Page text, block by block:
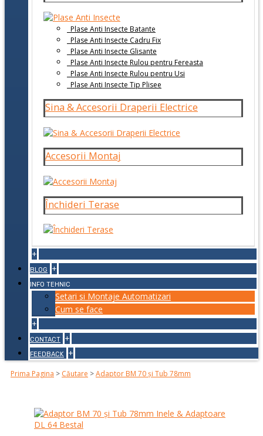
Plase Anti Insecte Batante
Plase Anti Insecte Cadru Fix
Plase Anti Insecte Glisante
Plase Anti Insecte Rulou pentru Fereasta
Plase Anti Insecte Rulou pentru Usi
Plase Anti Insecte Tip Plisee
Sina & Accesorii Draperii Electrice
Accesorii Montaj
Închideri Terase
+
BLOG +
INFO TEHNIC
Setari si Montaje Automatizari
Cum se face
+
CONTACT +
FEEDBACK +
Prima Pagina > Căutare >Adaptor BM 70 și Tub 78mm